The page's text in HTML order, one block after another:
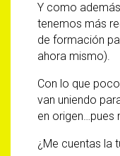
Y como
tenemos más
de formación
ahora mismo).
Con lo que
van uniendo
en origen…pues
¿Me cuentas la